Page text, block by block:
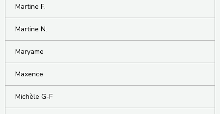
Martine F.
Martine N.
Maryame
Maxence
Michèle G-F